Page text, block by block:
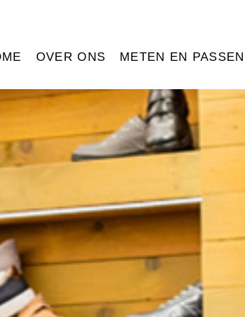
OVER ONS METEN EN PASSEN